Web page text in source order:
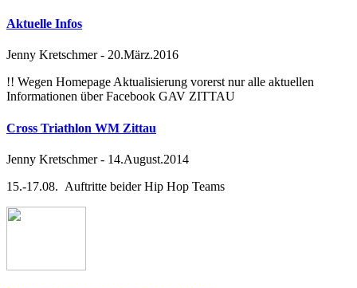
Aktuelle Infos
Jenny Kretschmer- 20.März.2016
!! Wegen Homepage Aktualisierung vorerst nur alle aktuellen
Informationen über Facebook GAV ZITTAU
Cross Triathlon WM Zittau
Jenny Kretschmer- 14.August.2014
15.-17.08. Auftritte beider Hip Hop Teams